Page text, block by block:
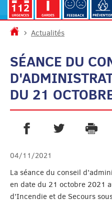
Accueil
Actualités
SÉANCE DU
DU 21
PARTAGER SUR FACEBOOK
PARTAGER
04/11/2021
La séance du conseil
en date du 21 octobre 2021
d’Incendie et de Secours